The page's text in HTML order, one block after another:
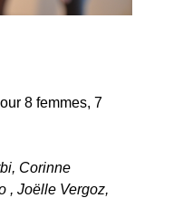
8 femmes, 7
Corinne
, Joëlle Vergoz,